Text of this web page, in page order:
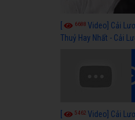
6688 Video] Cải
Thuỷ Hay Nhất - Cải
5462 Video] Cải